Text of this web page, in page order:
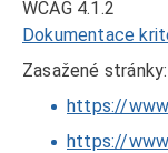
WCAG 4.1.2
Dokumentace
Zasažené stránky:
https://
https://